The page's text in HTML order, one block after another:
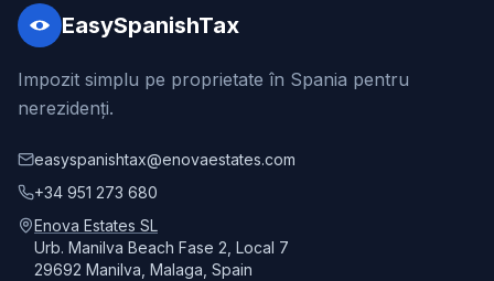
EasySpanishTax
Impozit simplu pe proprietate în Spania pentru
nerezidenți.
easyspanishtax@enovaestates.com
+34 951 273 680
Enova Estates SL
Urb. Manilva Beach Fase 2, Local 7
29692 Manilva, Malaga, Spain